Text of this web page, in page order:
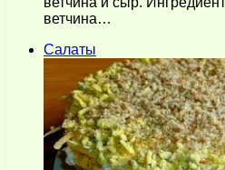
ветчина…
Салаты